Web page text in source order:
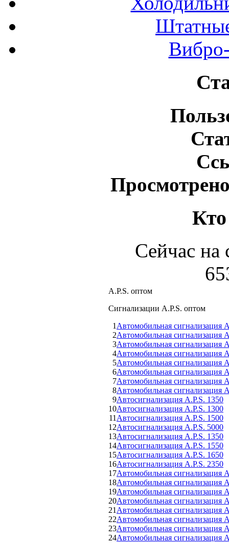
Кто
Сейчас на
A.P.S. оптом
Сигнализации A.P.S. оптом
1 Автомобильная сигнализация
2Автомобильная сигнализация
3Автомобильная сигнализация
4Автомобильная сигнализация
5Автомобильная сигнализация
6Автомобильная сигнализация
7Автомобильная сигнализация
8Автомобильная сигнализация
9Автосигнализация A.P.S. 1350
10Автосигнализация A.P.S. 1300
11 Автосигнализация A.P.S. 1500
12Автосигнализация A.P.S. 5000
13Автосигнализация A.P.S. 1350
14Автосигнализация A.P.S. 1550
15Автосигнализация A.P.S. 1650
16Автосигнализация A.P.S. 2350
17Автомобильная сигнализация
18Автомобильная сигнализация
19Автомобильная сигнализация
20Автомобильная сигнализация
21 Автомобильная сигнализация
22Автомобильная сигнализация
23Автомобильная сигнализация
24Автомобильная сигнализация